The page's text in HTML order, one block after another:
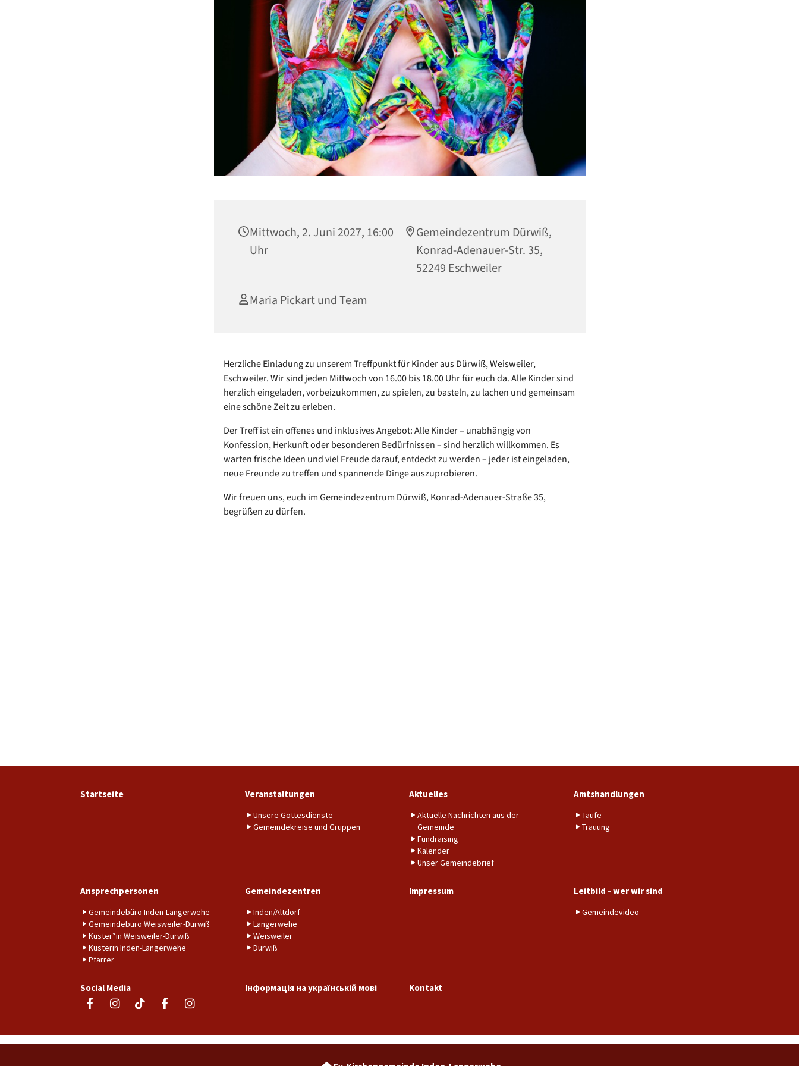
Mittwoch, 2. Juni 2027, 16:00
Uhr
Gemeindezentrum Dürwiß,
Konrad-Adenauer-Str. 35,
52249 Eschweiler
Maria Pickart und Team
Herzliche Einladung zu unserem Treffpunkt für Kinder aus Dürwiß, Weisweiler,
Eschweiler. Wir sind jeden Mittwoch von 16.00 bis 18.00 Uhr für euch da. Alle Kinder sind
herzlich eingeladen, vorbeizukommen, zu spielen, zu basteln, zu lachen und gemeinsam
eine schöne Zeit zu erleben.
Der Treff ist ein offenes und inklusives Angebot: Alle Kinder – unabhängig von
Konfession, Herkunft oder besonderen Bedürfnissen – sind herzlich willkommen. Es
warten frische Ideen und viel Freude darauf, entdeckt zu werden – jeder ist eingeladen,
neue Freunde zu treffen und spannende Dinge auszuprobieren.
Wir freuen uns, euch im Gemeindezentrum Dürwiß, Konrad-Adenauer-Straße 35,
begrüßen zu dürfen.
Startseite Veranstaltungen
Unsere Gottesdienste
Gemeindekreise und Gruppen
Aktuelles
Aktuelle Nachrichten aus der
Gemeinde
Fundraising
Kalender
Unser Gemeindebrief
Amtshandlungen
Taufe
Trauung
Ansprechpersonen
Gemeindebüro Inden-Langerwehe
Gemeindebüro Weisweiler-Dürwiß
Küster*in Weisweiler-Dürwiß
Küsterin Inden-Langerwehe
Pfarrer
Gemeindezentren
Inden/Altdorf
Langerwehe
Weisweiler
Dürwiß
Impressum Leitbild - wer wir sind
Gemeindevideo
Social Media Інформація на українській мові Kontakt